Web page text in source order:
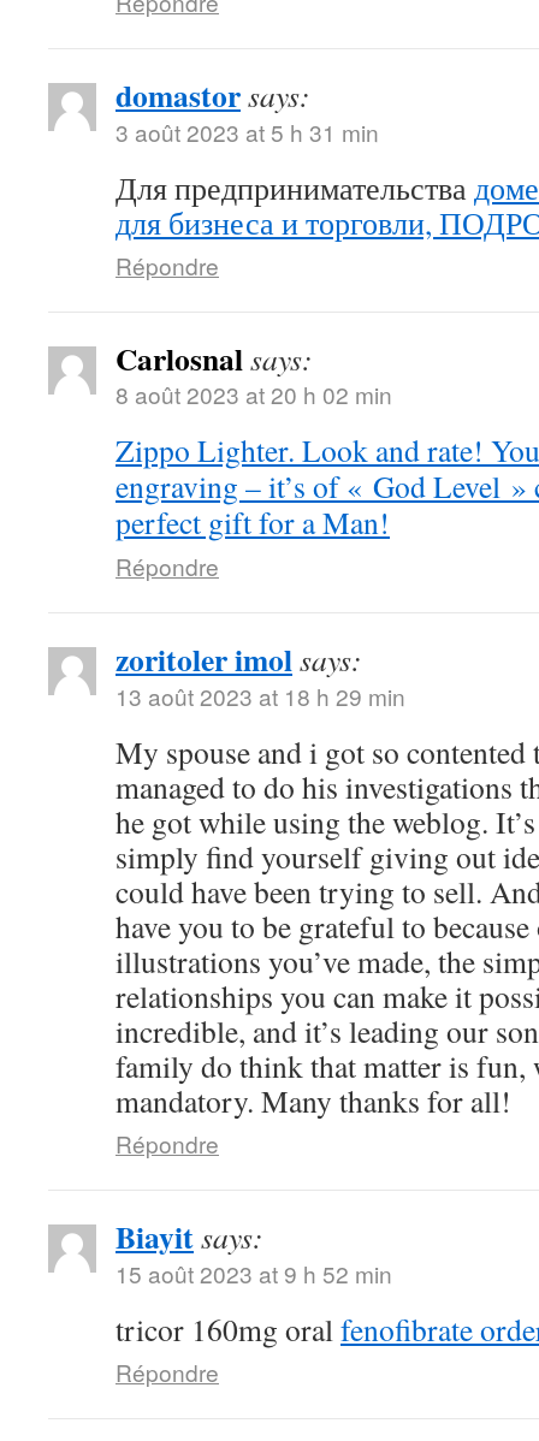
domastorsays:
3 août 2023 at 5 h 31 min
Для предпринимательства
для бизнеса и торговли,
Répondre
Carlosnalsays:
8 août 2023 at 20 h 02 min
Zippo Lighter. Look and rate!
engraving – it’s of « God Level
perfect gift for a Man!
Répondre
zoritoler imolsays:
13 août 2023 at 18 h 29 min
My spouse and i got so contented
managed to do his investigations
he got while using the weblog.
simply find yourself giving out
could have been trying to sell.
have you to be grateful to
illustrations you’ve made, the
relationships you can make it
incredible, and it’s leading our
family do think that matter is
mandatory. Many thanks for all!
Répondre
Biayitsays:
15 août 2023 at 9 h 52 min
tricor 160mg oralfenofibrate
Répondre